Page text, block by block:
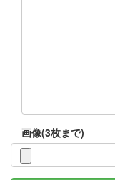
画像(3枚まで)